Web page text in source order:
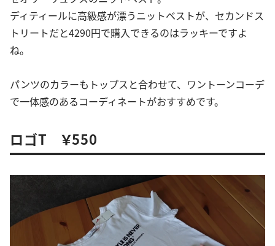
ディティールに高級感が漂うニットベストが、セカンドス
トリートだと4290円で購入できるのはラッキーですよ
ね。
パンツのカラーもトップスと合わせて、ワントーンコーデ
で一体感のあるコーディネートがおすすめです。
ロゴT ￥550